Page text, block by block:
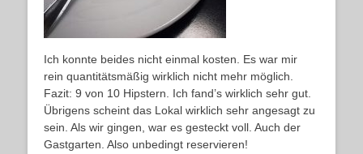
Ich konnte beides nicht einmal kosten. Es war mir
rein quantitätsmäßig wirklich nicht mehr möglich.
Fazit: 9 von 10 Hipstern. Ich fand’s wirklich sehr gut.
Übrigens scheint das Lokal wirklich sehr angesagt zu
sein. Als wir gingen, war es gesteckt voll. Auch der
Gastgarten. Also unbedingt reservieren!